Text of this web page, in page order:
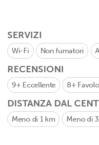
SERVIZI
Wi-Fi Non fumatori
RECENSIONI
9+ Eccellente 8+
DISTANZA DAL
Meno di 1 km Meno di